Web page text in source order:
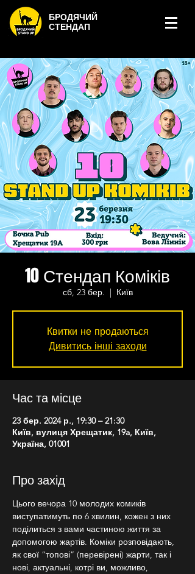
БРОДЯЧИЙ
СТЕНДАП
10 Стендап Коміків
сб, 23 бер.
  |
Київ
Квитки не продаються
Дивитись інші заходи
Час та місце
23 бер. 2024 р., 19:30 – 21:30
Київ, вулиця Хрещатик, 19a, Київ,
Україна, 01001
Про захід
Цього вечора 10 молодих комиків
виступатимуть по 6 хвилин, кожен з них
поділиться з вами частиною життя за
допомогою жартів. Коміки розповідають,
як свої “топові” (перевірені) жарти, так і
нові, актуальні, котрі ви, можливо,